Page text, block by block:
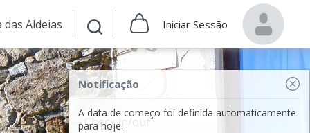
das Aldeias Iniciar Sessão
Notificação
A data de começo foi definida automaticamente
para hoje.
Check in/out